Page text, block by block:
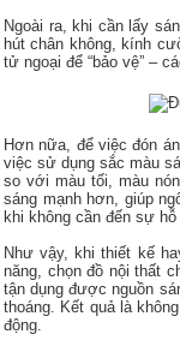
Ngoài ra, khi cần lấy
hút chân không, kính
tử ngoại để “bảo vệ” –
Hơn nữa, để việc đón
việc sử dụng sắc màu
so với màu tối, màu
sáng mạnh hơn, giúp
khi không cần đến sự
Như vậy, khi thiết kế
năng, chọn đồ nội thất
tận dụng được nguồn
thoáng. Kết quả là
động.